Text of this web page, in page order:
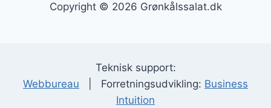
Copyright © 2026 Grønkålssalat.dk
Teknisk support:
Webbureau | Forretningsudvikling: Business
Intuition